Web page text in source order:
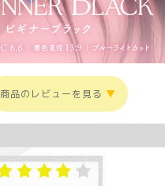
商品のレビューを見る ▼